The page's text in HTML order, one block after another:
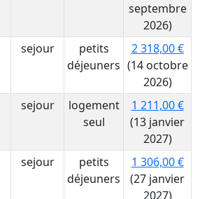
septembre
2026)
sejour
petits
déjeuners
2 318,00 €
(14 octobre
2026)
sejour
logement
seul
1 211,00 €
(13 janvier
2027)
sejour
petits
déjeuners
1 306,00 €
(27 janvier
2027)